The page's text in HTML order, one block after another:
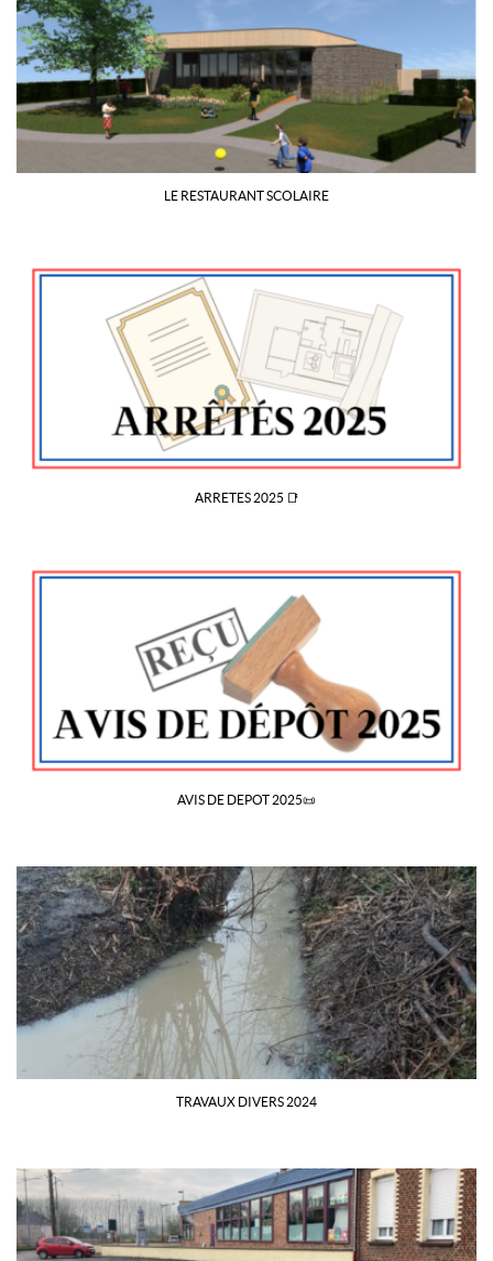
LE RESTAURANT SCOLAIRE
ARRETES 2025 📑
AVIS DE DEPOT 2025📜
TRAVAUX DIVERS 2024